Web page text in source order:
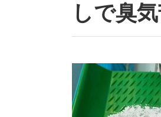
しで臭